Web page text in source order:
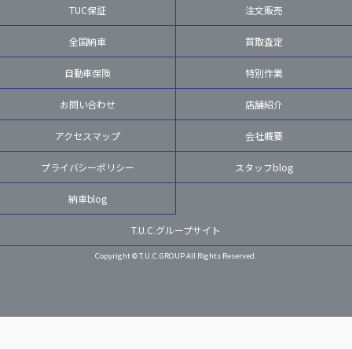
TUC保証 注文販売
全国納車 買取査定
自動車保険 特別作業
お問い合わせ 店舗紹介
アクセスマップ 会社概要
プライバシーポリシー スタッフblog
納車blog
T.U.C.グループサイト
Copyright © T.U.C.GROUP All Rights Reserved.